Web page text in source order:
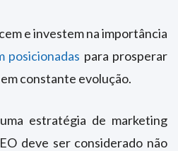
e investem na importância
posicionadas para prosperar
constante evolução.
estratégia de marketing
deve ser considerado não